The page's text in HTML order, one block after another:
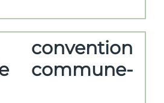
commune-